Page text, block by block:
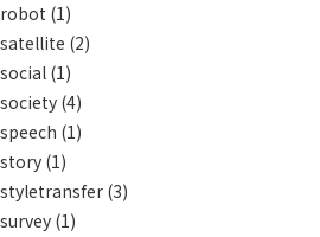
robot (1)
satellite (2)
social (1)
society (4)
speech (1)
story (1)
styletransfer (3)
survey (1)